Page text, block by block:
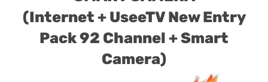
(Internet + UseeTV New Entry
Pack 92 Channel + Smart
Camera)